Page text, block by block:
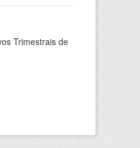
Trimestrais de